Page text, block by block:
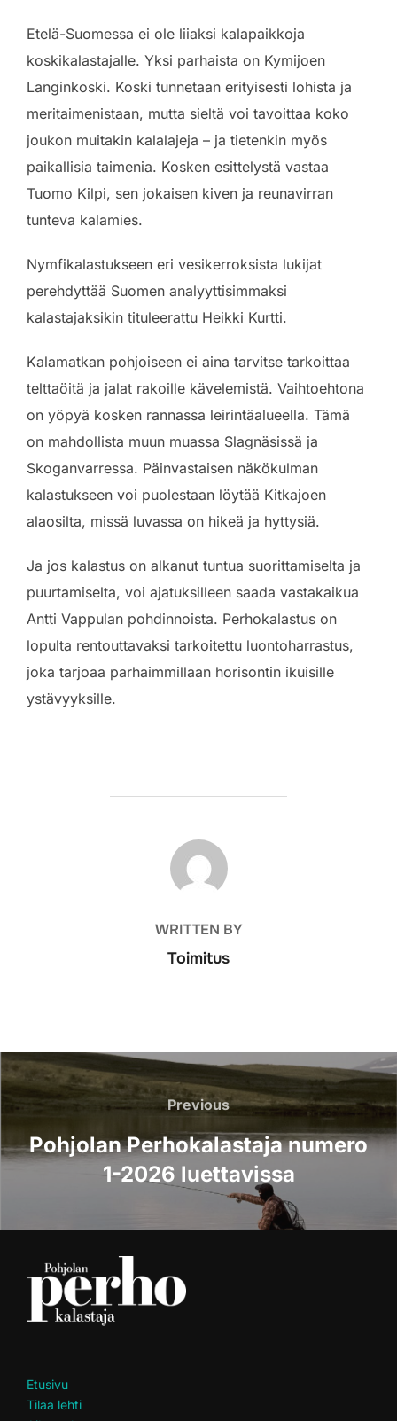
Etelä-Suomessa ei ole liiaksi kalapaikkoja
koskikalastajalle. Yksi parhaista on Kymijoen
Langinkoski. Koski tunnetaan erityisesti lohista ja
meritaimenistaan, mutta sieltä voi tavoittaa koko
joukon muitakin kalalajeja – ja tietenkin myös
paikallisia taimenia. Kosken esittelystä vastaa
Tuomo Kilpi, sen jokaisen kiven ja reunavirran
tunteva kalamies.
Nymfikalastukseen eri vesikerroksista lukijat
perehdyttää Suomen analyyttisimmaksi
kalastajaksikin tituleerattu Heikki Kurtti.
Kalamatkan pohjoiseen ei aina tarvitse tarkoittaa
telttaöitä ja jalat rakoille kävelemistä. Vaihtoehtona
on yöpyä kosken rannassa leirintäalueella. Tämä
on mahdollista muun muassa Slagnäsissä ja
Skoganvarressa. Päinvastaisen näkökulman
kalastukseen voi puolestaan löytää Kitkajoen
alaosilta, missä luvassa on hikeä ja hyttysiä.
Ja jos kalastus on alkanut tuntua suorittamiselta ja
puurtamiselta, voi ajatuksilleen saada vastakaikua
Antti Vappulan pohdinnoista. Perhokalastus on
lopulta rentouttavaksi tarkoitettu luontoharrastus,
joka tarjoaa parhaimmillaan horisontin ikuisille
ystävyyksille.
POST AUTHOR
WRITTEN BY
Toimitus
Artikkelien
selaus
Previous
Previous
Pohjolan Perhokalastaja numero
1-2026 luettavissa
Etusivu
Tilaa lehti